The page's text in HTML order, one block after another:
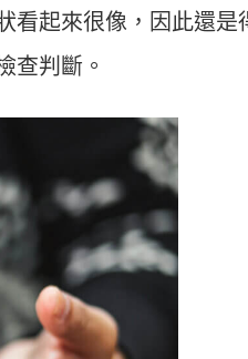
看起來很像，因此還是
查判斷。